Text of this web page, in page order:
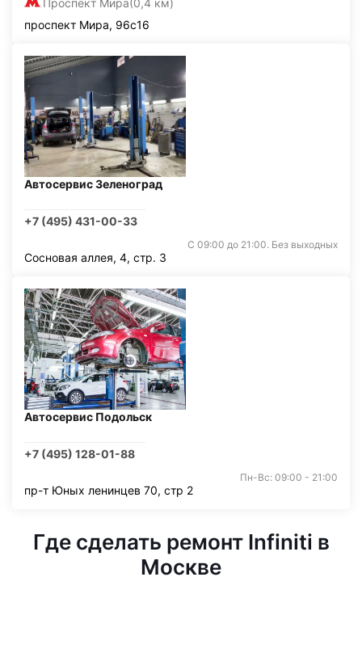
Проспект Мира(0,4 км)
проспект Мира, 96с16
Автосервис Зеленоград
+7 (495) 431-00-33
С 09:00 до 21:00. Без выходных
Сосновая аллея, 4, стр. 3
Автосервис Подольск
+7 (495) 128-01-88
Пн-Вс: 09:00 - 21:00
пр-т Юных ленинцев 70, стр 2
Где сделать ремонт Infiniti в
Москве